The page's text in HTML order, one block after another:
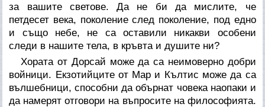
за вашите светове. Да не би да мислите, че
петдесет века, поколение след поколение, под едно
и също небе, не са оставили никакви особени
следи в нашите тела, в кръвта и душите ни?
Хората от Дорсай може да са неимоверно добри
войници. Екзотийците от Мар и Кълтис може да са
вълшебници, способни да обърнат човека наопаки и
да намерят отговори на въпросите на философията.